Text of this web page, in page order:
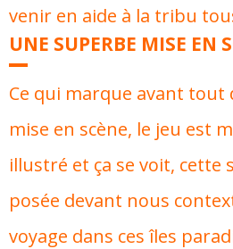
venir en aide à la tribu
UNE SUPERBE MISE EN
Ce qui marque avant tout
mise en scène, le jeu est
illustré et ça se voit, cette
posée devant nous
voyage dans ces îles